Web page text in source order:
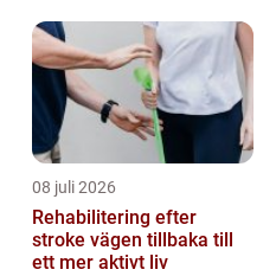
08 juli 2026
Rehabilitering efter
stroke vägen tillbaka till
ett mer aktivt liv